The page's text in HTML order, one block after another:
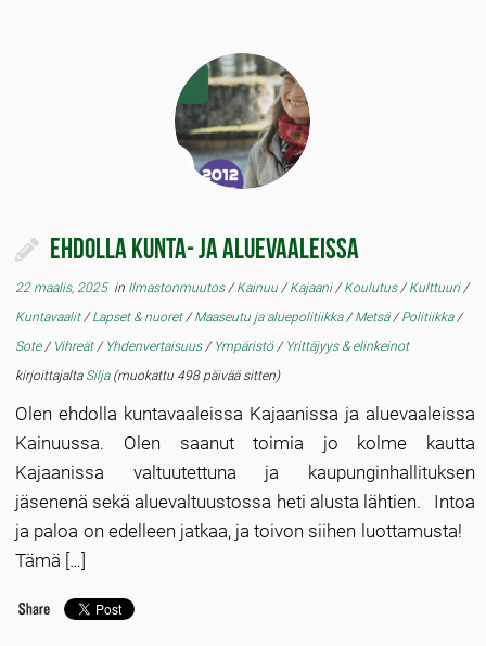
Ehdolla kunta- ja aluevaaleissa
22 maalis, 2025in Ilmastonmuutos/Kainuu/Kajaani/Koulutus/Kulttuuri/
Kuntavaalit/Lapset & nuoret/Maaseutu ja aluepolitiikka/Metsä/Politiikka/
Sote/ Vihreät/ Yhdenvertaisuus/ Ympäristö/ Yrittäjyys & elinkeinot
kirjoittajalta Silja(muokattu 498 päivää sitten)
Olen ehdolla kuntavaaleissa Kajaanissa ja aluevaaleissa
Kainuussa. Olen saanut toimia jo kolme kautta
Kajaanissa valtuutettuna ja kaupunginhallituksen
jäsenenä sekä aluevaltuustossa heti alusta lähtien. Intoa
ja paloa on edelleen jatkaa, ja toivon siihen luottamusta!
Tämä […]